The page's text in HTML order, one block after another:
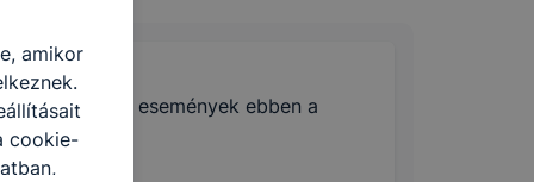
🔎 Nincsenek események ebben a
hónapban
amikor
cookie-